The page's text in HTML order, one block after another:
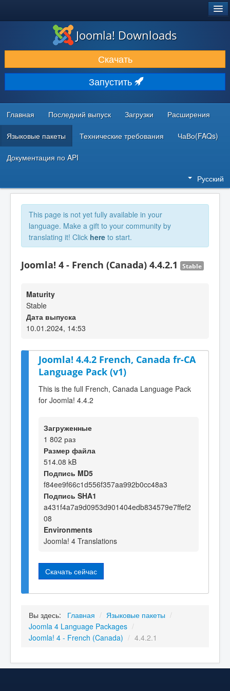
ЗАГРУЗКИ И РАСШИРЕНИЯ
ДОКУМЕНТАЦИЯ И ОБУЧЕНИЕ
СООБЩЕСТВО И ПОДДЕРЖКА
РЕСУРСЫ ДЛЯ РАЗРАБОТЧИКОВ
Joomla! Downloads
Скачать
Запустить
Главная Последний выпуск Загрузки Расширения
Языковые пакеты Технические требования ЧаВо(FAQs)
Документация по API
Русский
This page is not yet fully available in your
language. Make a gift to your community by
translating it! Click here to start.
Joomla! 4 - French (Canada) 4.4.2.1 Stable
Maturity
Stable
Дата выпуска
10.01.2024, 14:53
Joomla! 4.4.2 French, Canada fr-CA
Language Pack (v1)
This is the full French, Canada Language Pack
for Joomla! 4.4.2
Загруженные
1 802 раз
Размер файла
514.08 kB
Подпись MD5
f84ee9f66c1d556f357aa992b0cc48a3
Подпись SHA1
a431f4a7a9d0953d901404edb834579e7ffef2
08
Environments
Joomla! 4 Translations
Скачать сейчас
Вы здесь: Главная / Языковые пакеты /
Joomla 4 Language Packages /
Joomla! 4 - French (Canada) / 4.4.2.1